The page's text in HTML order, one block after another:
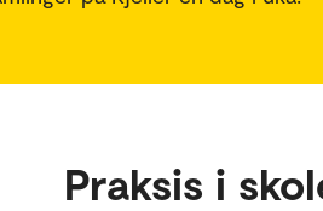
Praksis i